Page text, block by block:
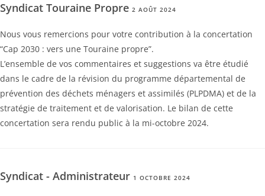
Syndicat Touraine Propre 2 AOÛT 2024
Nous vous remercions pour votre contribution à la concertation
“Cap 2030 : vers une Touraine propre”.
L’ensemble de vos commentaires et suggestions va être étudié
dans le cadre de la révision du programme départemental de
prévention des déchets ménagers et assimilés (PLPDMA) et de la
stratégie de traitement et de valorisation. Le bilan de cette
concertation sera rendu public à la mi-octobre 2024.
Syndicat - Administrateur 1 OCTOBRE 2024